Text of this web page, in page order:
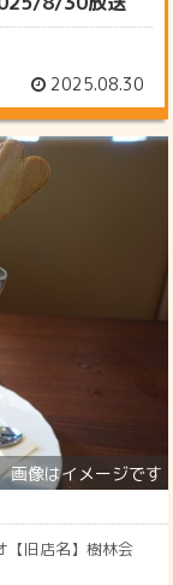
2025.08.30
【旧店名】樹林会